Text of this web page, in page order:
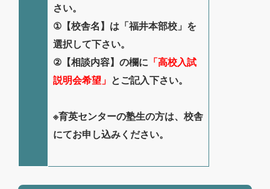
さい。
①【校舎名】は「福井本部校」を
選択して下さい。
②【相談内容】の欄に 「高校入試
説明会希望」 とご記入下さい。
※育英センターの塾生の方は、校舎
にてお申し込みください。